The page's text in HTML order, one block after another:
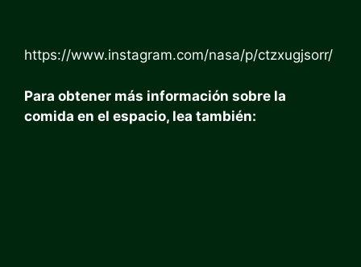
https://www.instagram.com/nasa/p/ctzxugjsorr/
Para obtener más información sobre la
comida en el espacio, lea también: